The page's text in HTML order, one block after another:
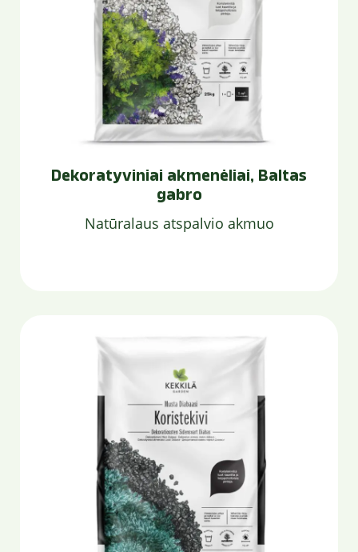
Dekoratyviniai akmenėliai, Baltas
gabro
Natūralaus atspalvio akmuo